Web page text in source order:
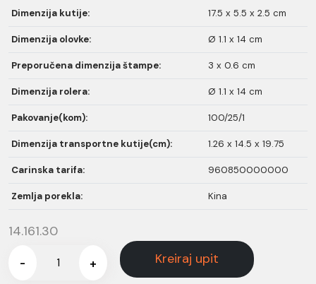
Dimenzija kutije: 17.5 x 5.5 x 2.5 cm
Dimenzija olovke: Ø 1.1 x 14 cm
Preporučena dimenzija štampe: 3 x 0.6 cm
Dimenzija rolera: Ø 1.1 x 14 cm
Pakovanje(kom): 100/25/1
Dimenzija transportne kutije(cm): 1.26 x 14.5 x 19.75
Carinska tarifa: 960850000000
Zemlja porekla: Kina
14.161.30
- + Kreiraj upit